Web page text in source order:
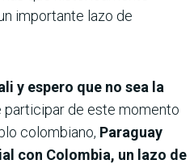
importante lazo de
y espero que no sea la
de este momento
colombiano, Paraguay
con Colombia, un lazo de